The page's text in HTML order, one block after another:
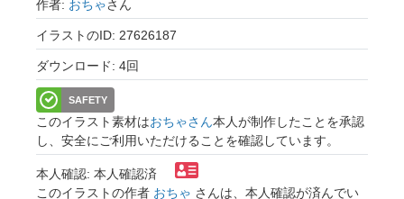
作者: おちゃさん
イラストのID: 27626187
ダウンロード: 4回
SAFETY
このイラスト素材はおちゃさん本人が制作したことを承認
し、安全にご利用いただけることを確認しています。
本人確認: 本人確認済
このイラストの作者 おちゃ さんは、本人確認が済んでい